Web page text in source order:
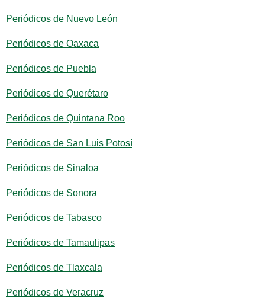
Periódicos de Nuevo León
Periódicos de Oaxaca
Periódicos de Puebla
Periódicos de Querétaro
Periódicos de Quintana Roo
Periódicos de San Luis Potosí
Periódicos de Sinaloa
Periódicos de Sonora
Periódicos de Tabasco
Periódicos de Tamaulipas
Periódicos de Tlaxcala
Periódicos de Veracruz